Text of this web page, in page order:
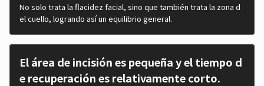
No solo trata la flacidez facial, sino que también trata la zona d
el cuello, logrando así un equilibrio general.
El área de incisión es pequeña y el tiempo d
e recuperación es relativamente corto.